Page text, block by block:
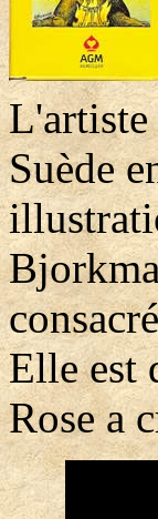
L'artiste
Suède
Elle est
Rose a